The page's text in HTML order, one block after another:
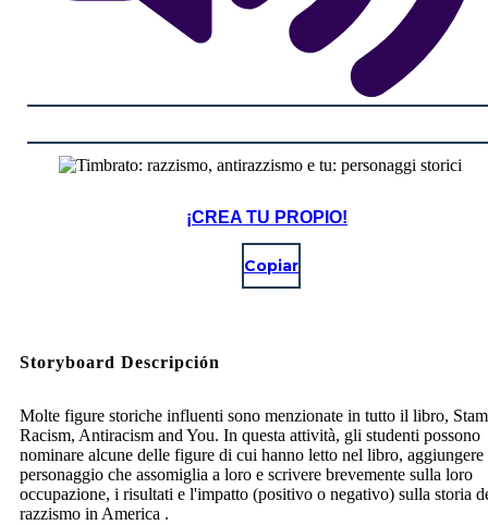
¡CREA TU PROPIO!
Copiar
Storyboard Descripción
Molte figure storiche influenti sono menzionate in tutto il libro,
Racism, Antiracism and You. In questa attività, gli studenti possono
nominare alcune delle figure di cui hanno letto nel libro, aggiungere
personaggio che assomiglia a loro e scrivere brevemente sulla loro
occupazione, i risultati e l'impatto (positivo o negativo) sulla storia
razzismo in America .